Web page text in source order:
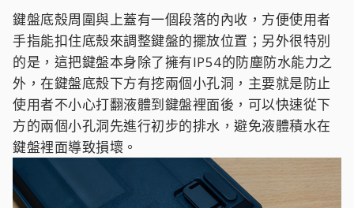
鍵盤底殼周圍與上蓋有一個段落的內收，方便使用者
手指能扣住底殼來調整鍵盤的擺放位置；另外很特別
的是，這把鍵盤本身除了擁有IP54的防塵防水能力之
外，在鍵盤底殼下方有挖兩個小孔洞，主要就是防止
使用者不小心打翻液體到鍵盤裡面後，可以快速從下
方的兩個小孔洞先進行初步的排水，避免液體積水在
鍵盤裡面導致損壞。